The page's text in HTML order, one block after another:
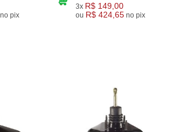
no pix
3x R$ 149,00
ou R$ 424,65 no pix